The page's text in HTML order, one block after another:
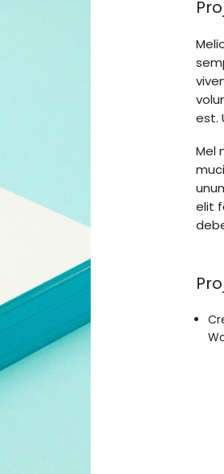
est.
Mel
elit